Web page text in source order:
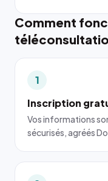
Comment
1
Inscription
Vos informations
sécurisés, agréés